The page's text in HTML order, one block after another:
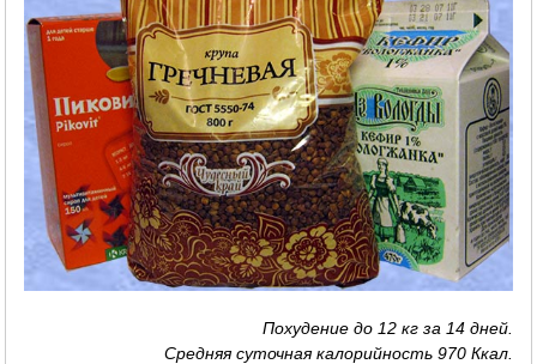
Похудение до 12 кг за 14 дней.
Средняя суточная калорийность 970 Ккал.